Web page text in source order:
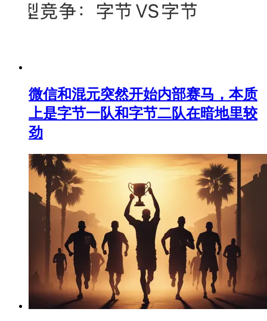
微信和混元突然开始内部赛马，本质
上是字节一队和字节二队在暗地里较
劲